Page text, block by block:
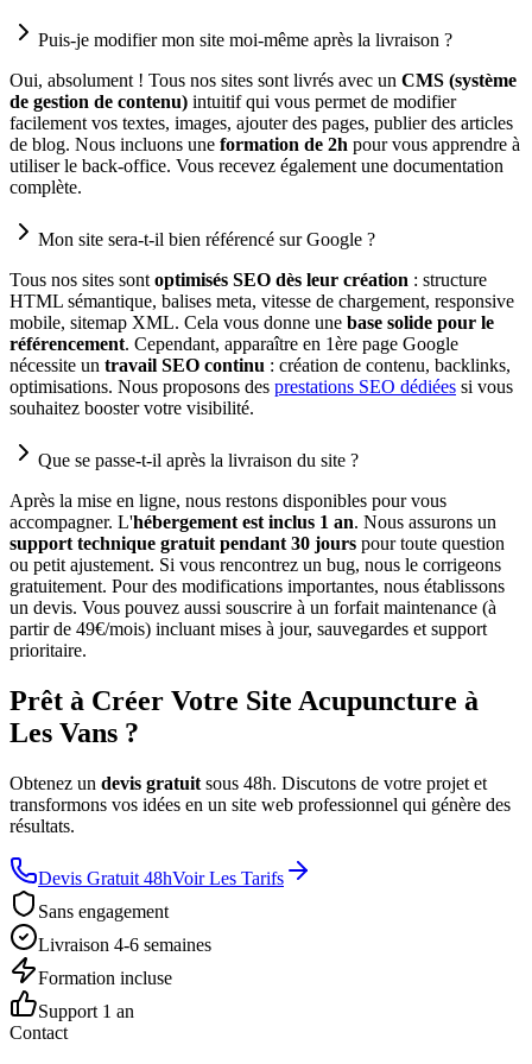
Puis-je modifier mon site moi-même après la livraison ?
Oui, absolument ! Tous nos sites sont livrés avec un CMS (système
de gestion de contenu) intuitif qui vous permet de modifier
facilement vos textes, images, ajouter des pages, publier des articles
de blog. Nous incluons une formation de 2h pour vous apprendre à
utiliser le back-office. Vous recevez également une documentation
complète.
Mon site sera-t-il bien référencé sur Google ?
Tous nos sites sont optimisés SEO dès leur création : structure
HTML sémantique, balises meta, vitesse de chargement, responsive
mobile, sitemap XML. Cela vous donne une base solide pour le
référencement. Cependant, apparaître en 1ère page Google
nécessite un travail SEO continu : création de contenu, backlinks,
optimisations. Nous proposons des prestations SEO dédiées si vous
souhaitez booster votre visibilité.
Que se passe-t-il après la livraison du site ?
Après la mise en ligne, nous restons disponibles pour vous
accompagner. L'hébergement est inclus 1 an. Nous assurons un
support technique gratuit pendant 30 jours pour toute question
ou petit ajustement. Si vous rencontrez un bug, nous le corrigeons
gratuitement. Pour des modifications importantes, nous établissons
un devis. Vous pouvez aussi souscrire à un forfait maintenance (à
partir de 49€/mois) incluant mises à jour, sauvegardes et support
prioritaire.
Prêt à Créer Votre Site Acupuncture à
Les Vans ?
Obtenez un devis gratuit sous 48h. Discutons de votre projet et
transformons vos idées en un site web professionnel qui génère des
résultats.
Devis Gratuit 48hVoir Les Tarifs
Sans engagement
Livraison 4-6 semaines
Formation incluse
Support 1 an
Contact